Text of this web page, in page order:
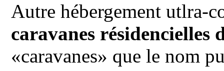
Autre hébergement utlra-
caravanes résidencielles
«caravanes» que le nom